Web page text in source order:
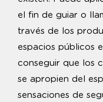
el fin de guiar o
través de los
espacios públicos
conseguir que los
se apropien del
sensaciones de